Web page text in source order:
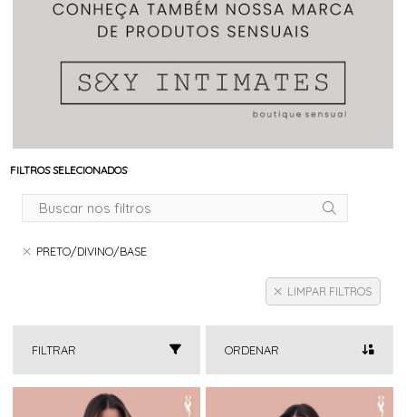
FILTROS SELECIONADOS
PRETO/DIVINO/BASE
LIMPAR FILTROS
FILTRAR ORDENAR